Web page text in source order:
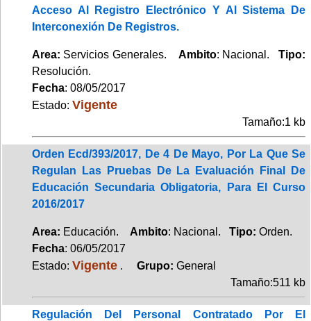
Acceso Al Registro Electrónico Y Al Sistema De
Interconexión De Registros.
Area: Servicios Generales. Ambito: Nacional.Tipo:
Resolución.
Fecha: 08/05/2017
Estado: Vigente
Tamaño:1 kb
Orden Ecd/393/2017, De 4 De Mayo, Por La Que Se
Regulan Las Pruebas De La Evaluación Final De
Educación Secundaria Obligatoria, Para El Curso
2016/2017
Area: Educación. Ambito: Nacional. Tipo: Orden.
Fecha: 06/05/2017
Estado: Vigente . Grupo: General
Tamaño:511 kb
Regulación Del Personal Contratado Por El